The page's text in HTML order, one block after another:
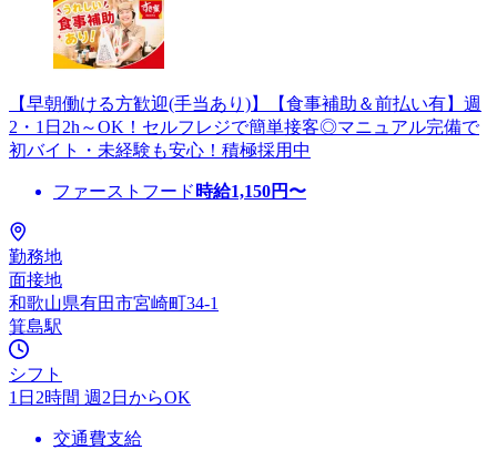
【早朝働ける方歓迎(手当あり)】【食事補助＆前払い有】週
2・1日2h～OK！セルフレジで簡単接客◎マニュアル完備で
初バイト・未経験も安心！積極採用中
ファーストフード 時給1,150円〜
勤務地
面接地
和歌山県有田市宮崎町34-1
箕島駅
シフト
1日2時間 週2日からOK
交通費支給